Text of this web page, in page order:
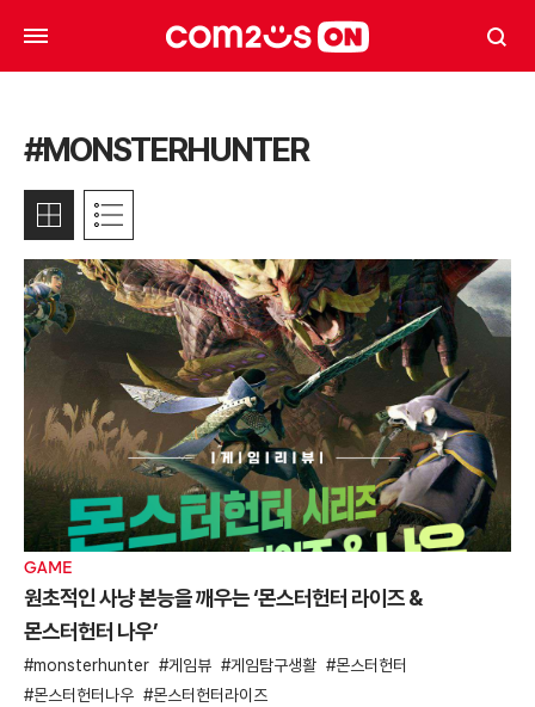
#MONSTERHUNTER
GAME
원초적인 사냥 본능을 깨우는 ‘몬스터헌터 라이즈 &
몬스터헌터 나우’
monsterhunter 게임뷰 게임탐구생활
몬스터헌터
몬스터헌터나우
몬스터헌터라이즈